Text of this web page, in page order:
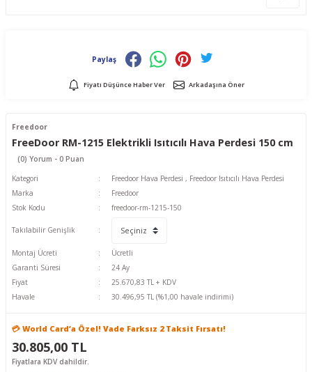
Paylaş
Fiyatı Düşünce Haber Ver Arkadaşına Öner
Freedoor
FreeDoor RM-1215 Elektrikli Isıtıcılı Hava Perdesi 150 cm
(0) Yorum - 0 Puan
Kategori
Freedoor Hava Perdesi , Freedoor Isıtıcılı Hava Perdesi
Marka
Freedoor
Stok Kodu
freedoor-rm-1215-150
Takılabilir Genişlik
Montaj Ücreti
Ücretli
Garanti Süresi
24 Ay
Fiyat
25.670,83 TL + KDV
Havale
30.496,95 TL (%1,00 havale indirimi)
💳 World Card’a Özel! Vade Farksız 2 Taksit Fırsatı!
30.805,00 TL
Fiyatlara KDV dahildir.